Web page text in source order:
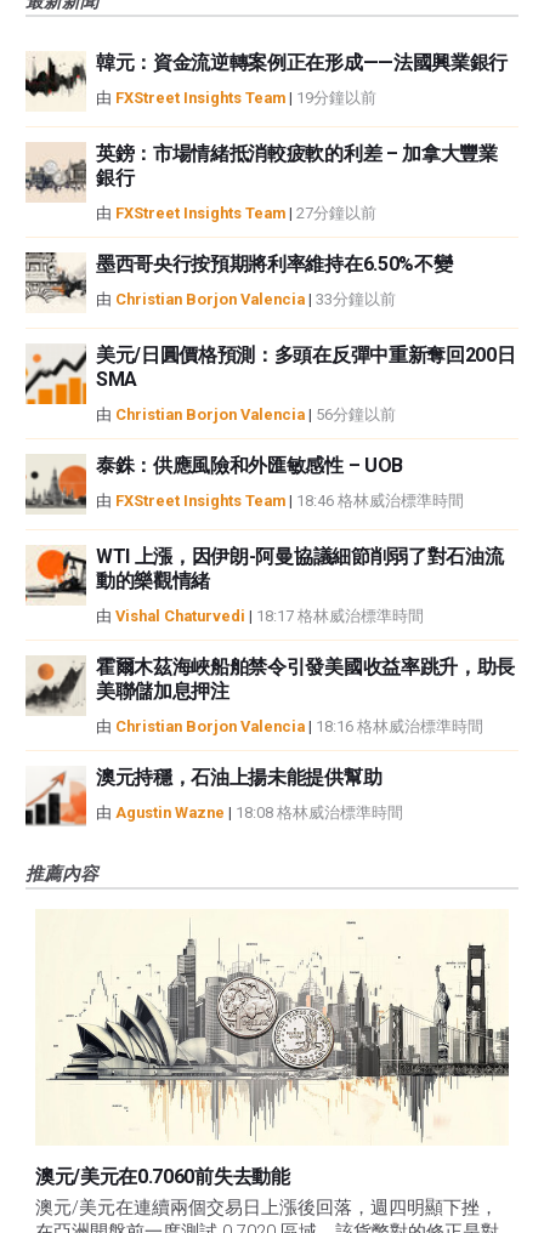
觀點，並不代表FXStreet或其廣告商的官方政策或立場。作者不對本頁連結的
如果文章正文中沒有明確提到，在撰寫本文時，作者在本文中提到的任何股票
中都沒有頭寸，也沒有與文中提到的任何公司有業務關係。除了FXStreet，作
者沒有收到撰寫這篇文章的報酬。
FXStreet和作者不提供個性化的建議。作者對該資訊的準確性、完整性或適用
性不作任何陳述。FXStreet和作者將不承擔任何錯誤，遺漏或任何損失，傷害
或損害由此資訊及其顯示或使用引起的。錯誤和遺漏除外。本文作者和
FXStreet並非註冊投資顧問，本文內容無意提供任何投資建議。
韓元：資金流逆轉案例正在形成——法國興業銀行
由 FXStreet Insights Team | 19分鐘以前
英鎊：市場情緒抵消較疲軟的利差 – 加拿大豐業
銀行
由 FXStreet Insights Team | 27分鐘以前
墨西哥央行按預期將利率維持在6.50%不變
由 Christian Borjon Valencia | 33分鐘以前
美元/日圓價格預測：多頭在反彈中重新奪回200日
SMA
由 Christian Borjon Valencia | 56分鐘以前
泰銖：供應風險和外匯敏感性 – UOB
由 FXStreet Insights Team | 18:46 格林威治標準時間
WTI 上漲，因伊朗-阿曼協議細節削弱了對石油流
動的樂觀情緒
由 Vishal Chaturvedi | 18:17 格林威治標準時間
霍爾木茲海峽船舶禁令引發美國收益率跳升，助長
美聯儲加息押注
由 Christian Borjon Valencia | 18:16 格林威治標準時間
澳元持穩，石油上揚未能提供幫助
由 Agustin Wazne | 18:08 格林威治標準時間
推薦內容
澳元/美元在0.7060前失去動能
澳元/美元在連續兩個交易日上漲後回落，週四明顯下挫，